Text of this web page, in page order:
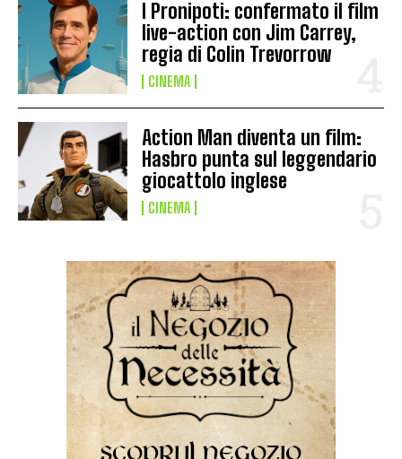
I Pronipoti: confermato il film
live-action con Jim Carrey,
regia di Colin Trevorrow
CINEMA
Action Man diventa un film:
Hasbro punta sul leggendario
giocattolo inglese
CINEMA